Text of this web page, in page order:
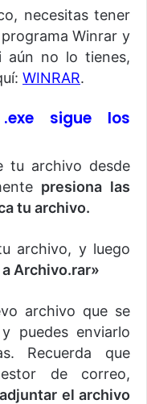
necesitas tener
Winrar y
aún no lo tienes,
WINRAR.
sigue los
tu archivo desde
presiona las
tu archivo.
archivo, y luego
Archivo.rar»
archivo que se
puedes enviarlo
Recuerda que
de correo,
adjuntar el archivo